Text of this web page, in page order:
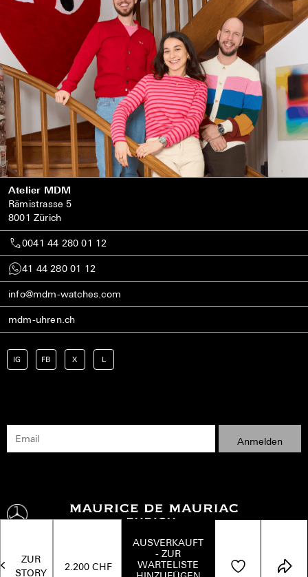
ZUR
STORY
2.200 CHF
AUSVERKAUFT
- ZUR
WARTELISTE
Atelier MDM
Rämistrasse 5
8001 Zürich
0041 44 280 01 12
41 44 280 01 12
info@mdm-watches.com
mdm-uhren.ch
IG FB X L